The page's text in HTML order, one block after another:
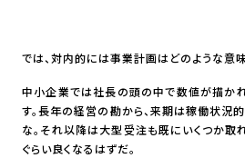
では、対内的には事業計画はどのような意味
中小企業では社長の頭の中で数値が描か
す。長年の経営の勘から、来期は稼働状況
な。それ以降は大型受注も既にいくつか取
ぐらい良くなるはずだ。